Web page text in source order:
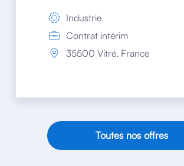
Industrie
Contrat intérim
35500 Vitré, France
Toutes nos offres